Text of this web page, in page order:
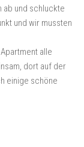
ab und schluckte
und wir mussten
alle
dort auf der
einige schöne